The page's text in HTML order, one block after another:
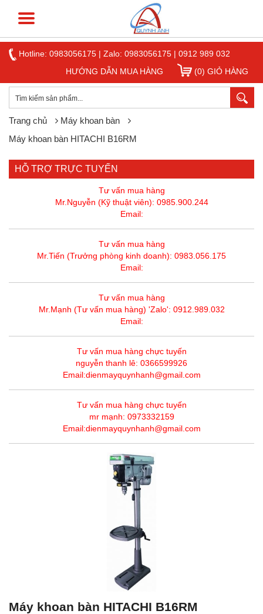
Hotline: 0983056175 | Zalo: 0983056175 | 0912 989 032
HƯỚNG DẪN MUA HÀNG
(0) GIỎ HÀNG
Trang chủ
Máy khoan bàn
Máy khoan bàn HITACHI B16RM
HỖ TRỢ TRỰC TUYẾN
Tư vấn mua hàng
Mr.Nguyễn (Kỹ thuật viên): 0985.900.244
Email:
Tư vấn mua hàng
Mr.Tiến (Trưởng phòng kinh doanh): 0983.056.175
Email:
Tư vấn mua hàng
Mr.Mạnh (Tư vấn mua hàng) 'Zalo': 0912.989.032
Email:
Tư vấn mua hàng chực tuyến
nguyễn thanh lê: 0366599926
Email:dienmayquynhanh@gmail.com
Tư vấn mua hàng chực tuyến
mr mạnh: 0973332159
Email:dienmayquynhanh@gmail.com
Máy khoan bàn HITACHI B16RM